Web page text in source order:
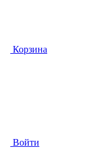
Корзина
Войти